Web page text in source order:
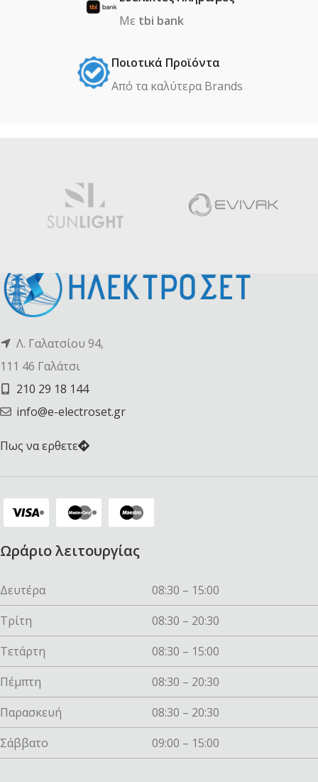
Με tbi bank
Ποιοτικά Προϊόντα
Από τα καλύτερα Βrands
Λ. Γαλατσίου 94,
111 46 Γαλάτσι
210 29 18 144
info@e-electroset.gr
Πως να ερθετε
Ωράριο λειτουργίας
Δευτέρα
08:30 – 15:00
Τρίτη
08:30 – 20:30
Τετάρτη
08:30 – 15:00
Πέμπτη
08:30 – 20:30
Παρασκευή
08:30 – 20:30
Σάββατο
09:00 – 15:00